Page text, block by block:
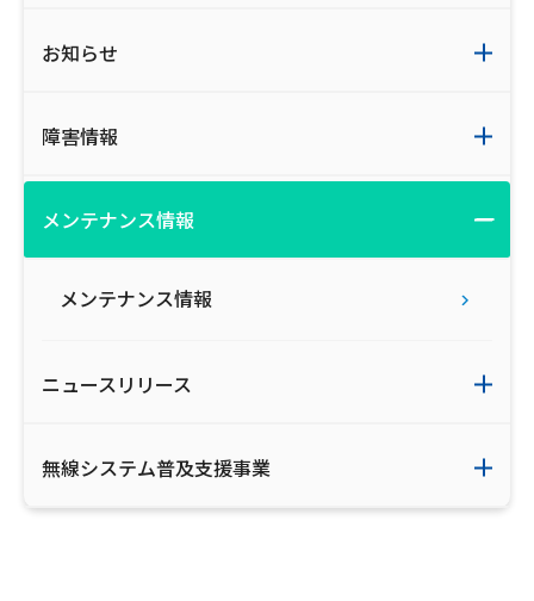
お知らせ
障害情報
メンテナンス情報
メンテナンス情報
ニュースリリース
無線システム普及支援事業